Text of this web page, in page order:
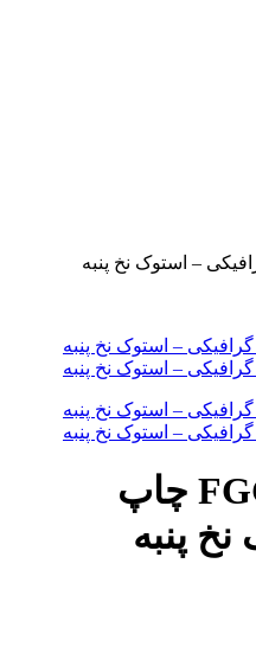
تیشرت نارنجی FGG چاپ
پنبه